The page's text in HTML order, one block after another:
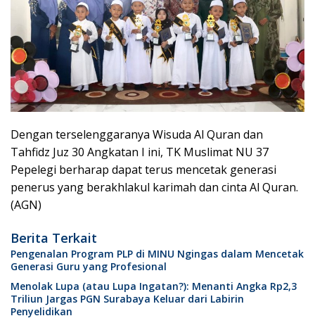
Dengan terselenggaranya Wisuda Al Quran dan
Tahfidz Juz 30 Angkatan I ini, TK Muslimat NU 37
Pepelegi berharap dapat terus mencetak generasi
penerus yang berakhlakul karimah dan cinta Al Quran.
(AGN)
Berita Terkait
Pengenalan Program PLP di MINU Ngingas dalam Mencetak
Generasi Guru yang Profesional
Menolak Lupa (atau Lupa Ingatan?): Menanti Angka Rp2,3
Triliun Jargas PGN Surabaya Keluar dari Labirin
Penyelidikan